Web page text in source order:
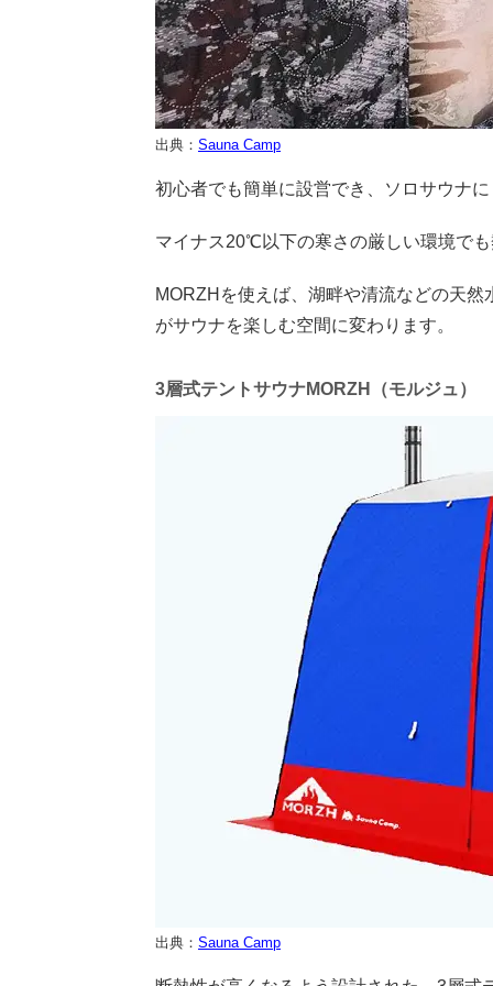
出典： Sauna Camp
初心者でも簡単に設営でき、ソロサウナ
マイナス20℃以下の寒さの厳しい環境で
MORZHを使えば、湖畔や清流などの天
がサウナを楽しむ空間に変わります。
3層式テントサウナMORZH（モルジュ）
出典： Sauna Camp